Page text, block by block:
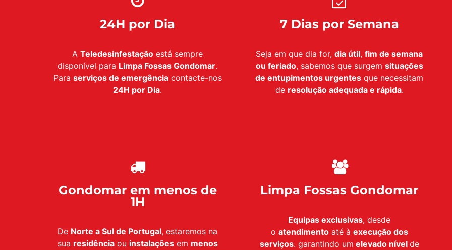
24H por Dia
A Teledesinfestação está sempre
disponível para Limpa Fossas Gondomar.
Para serviços de emergênciacontacte-nos
24H por Dia.
7 Dias por Semana
Seja em que dia for, dia útil, fim de semana
ou feriado, sabemos que surgem situações
de entupimentos urgentes que necessitam
de resolução adequada e rápida.
Gondomar em menos de
1H
De Norte a Sul de Portugal, estaremos na
sua residênciaou instalaçõesem menos
Limpa Fossas Gondomar
Equipas exclusivas, desde
o atendimentoaté à execução dos
serviços. garantindo um elevado nível de